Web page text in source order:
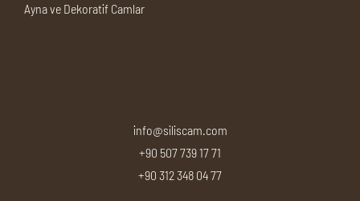
Ayna ve Dekoratif Camlar
info@siliscam.com
+90 507 739 17 71
+90 312 348 04 77